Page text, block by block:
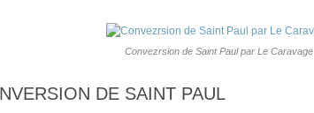
Convezrsion de Saint Paul par Le Caravage
DE SAINT PAUL